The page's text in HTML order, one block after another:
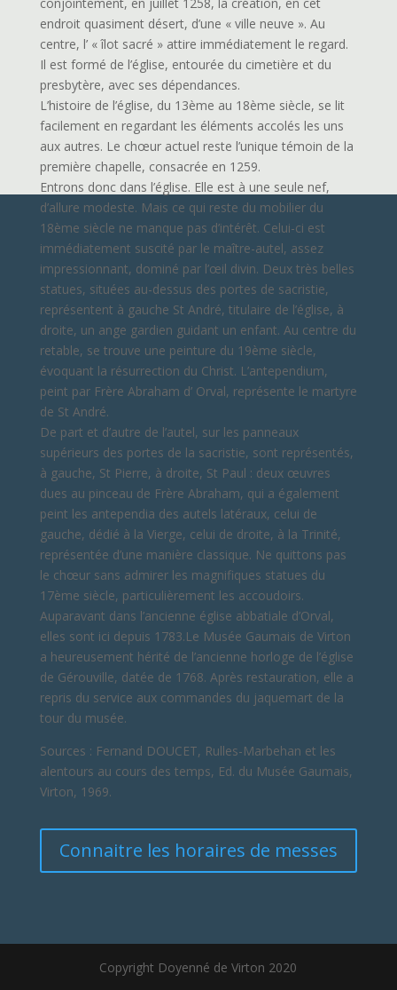
endroit quasiment désert, d’une « ville neuve ». Au
centre, l’ « îlot sacré » attire immédiatement le regard.
Il est formé de l’église, entourée du cimetière et du
presbytère, avec ses dépendances.
L’histoire de l’église, du 13ème au 18ème siècle, se lit
facilement en regardant les éléments accolés les uns
aux autres. Le chœur actuel reste l’unique témoin de la
première chapelle, consacrée en 1259.
Entrons donc dans l’église. Elle est à une seule nef,
d’allure modeste. Mais ce qui reste du mobilier du
18ème siècle ne manque pas d’intérêt. Celui-ci est
immédiatement suscité par le maître-autel, assez
impressionnant, dominé par l’œil divin. Deux très belles
statues, situées au-dessus des portes de sacristie,
représentent à gauche St André, titulaire de l’église, à
droite, un ange gardien guidant un enfant. Au centre du
retable, se trouve une peinture du 19ème siècle,
évoquant la résurrection du Christ. L’antependium,
peint par Frère Abraham d’ Orval, représente le martyre
de St André.
De part et d’autre de l’autel, sur les panneaux
supérieurs des portes de la sacristie, sont représentés,
à gauche, St Pierre, à droite, St Paul : deux œuvres
dues au pinceau de Frère Abraham, qui a également
peint les antependia des autels latéraux, celui de
gauche, dédié à la Vierge, celui de droite, à la Trinité,
représentée d’une manière classique. Ne quittons pas
le chœur sans admirer les magnifiques statues du
17ème siècle, particulièrement les accoudoirs.
Auparavant dans l’ancienne église abbatiale d’Orval,
elles sont ici depuis 1783.Le Musée Gaumais de Virton
a heureusement hérité de l’ancienne horloge de l’église
de Gérouville, datée de 1768. Après restauration, elle a
repris du service aux commandes du jaquemart de la
tour du musée.
Sources : Fernand DOUCET, Rulles-Marbehan et les
alentours au cours des temps, Ed. du Musée Gaumais,
Virton, 1969.
Connaitre les horaires de messes
Copyright Doyenné de Virton 2020